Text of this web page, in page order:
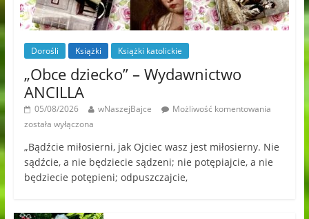
Dorośli Książki Książki katolickie
„Obce dziecko” – Wydawnictwo
ANCILLA
05/08/2026 wNaszejBajce
Możliwość komentowania
została wyłączona
„Bądźcie miłosierni, jak Ojciec wasz jest miłosierny. Nie
sądźcie, a nie będziecie sądzeni; nie potępiajcie, a nie
będziecie potępieni; odpuszczajcie,